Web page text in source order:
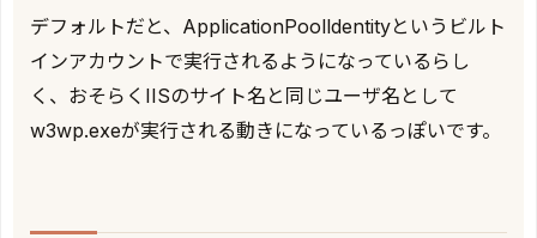
デフォルトだと、ApplicationPoolldentityというビルト
インアカウントで実行されるようになっているらし
く、おそらくIISのサイト名と同じユーザ名として
w3wp.exeが実行される動きになっているっぽいです。